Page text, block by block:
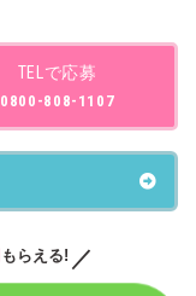
TELで応募
0800-808-1107
もらえる!